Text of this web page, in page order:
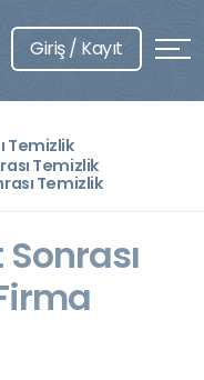
Giriş / Kayıt
Temizlik
Temizlik
Temizlik